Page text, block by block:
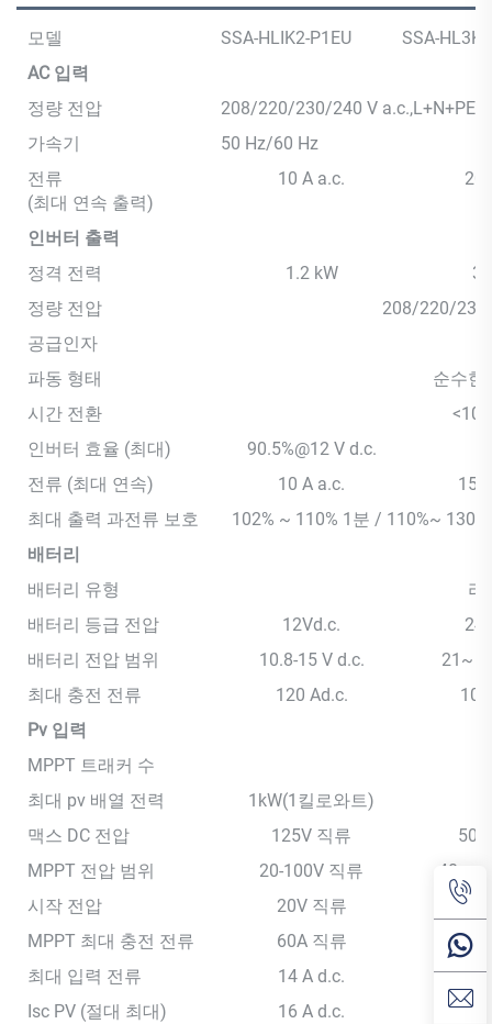
모델 SSA-HLIK2-P1EU
SSA-
AC 입력
정량 전압
208/220/230/240 V a.c.,L+N+PE
가속기
50 Hz/60 Hz
전류
(최대 연속 출력)
10 A a.c. 20
인버터 출력
정격 전력
1.2 kW
정량 전압
208/220/230/
공급인자
파동 형태
순수한
시간 전환
<10
인버터 효율 (최대)
90.5%@12 V d.c.
전류 (최대 연속)
10 A a.c.
최대 출력 과전류 보호
102% ~ 110% 1분 / 110%~
배터리
배터리 유형
리
배터리 등급 전압
12Vd.c.
24
배터리 전압 범위
10.8-15 V d.c.
21~
최대 충전 전류
120 Ad.c.
Pv 입력
MPPT 트래커 수
최대 pv 배열 전력
1kW(1킬로와트)
맥스 DC 전압
125V 직류
MPPT 전압 범위
20-100V 직류
40 ~
시작 전압
20V 직류
MPPT 최대 충전 전류
60A 직류
100
최대 입력 전류
14 A d.c.
18
Isc PV (절대 최대)
16 A d.c.
22